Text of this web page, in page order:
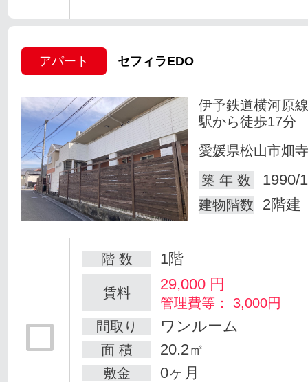
アパート セフィラEDO
伊予鉄道横河原
駅から徒歩17分
愛媛県松山市畑寺
築 年 数
1990/
建物階数 2階建
階 数 1階
賃料 29,000 円
管理費等： 3,000円
間取り
ワンルーム
面 積 20.2㎡
敷金 0ヶ月